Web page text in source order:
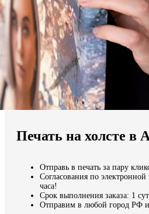
Мы доставляем по всему миру
Печать на холсте в
Отправь в печать за пару
Согласования по
часа!
Срок выполнения заказа: 1
Отправим в любой город РФ